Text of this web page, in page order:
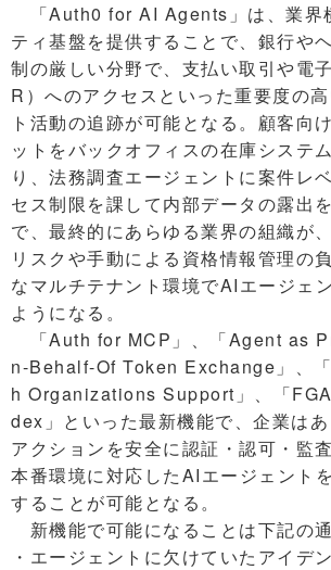
「Auth0 for AI Agents」は、業界
ティ基盤を提供することで、銀行や
制の厳しい分野で、支払い取引や電
R）へのアクセスといった重要度の
ト活動の追跡が可能となる。顧客向
ットをバックオフィスの在庫システ
り、法務調査エージェントに案件レ
セス制限を課して内部データの露出
で、最終的にあらゆる業界の組織が
リスクや手動による資格情報管理の
なマルチテナント環境でAIエージェ
ようになる。
「Auth for MCP」、「Agent as
n-Behalf-Of Token Exchange」、
h Organizations Support」、「
dex」といった最新機能で、企業は
アクションを安全に認証・認可・監
本番環境に対応したAIエージェント
することが可能となる。
新機能で可能になることは下記の通
・エージェントに欠けていたアイデ